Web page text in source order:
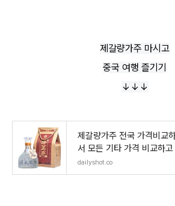
제갈량가주 마시고
중국 여행 즐기기
↓↓↓
제갈량가주 전국 가격비교
서 모든 기타 가격 비교하
dailyshot.co